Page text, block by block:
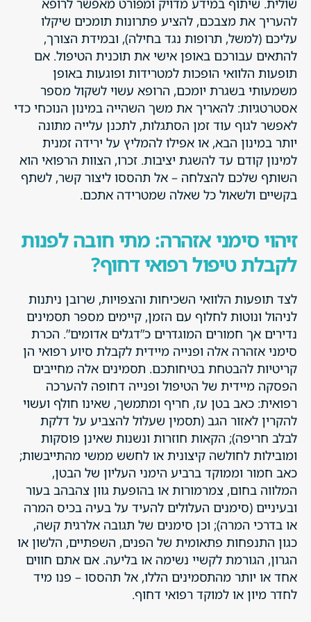
שולית. שיתוף במידע מדויק ומפורט מאפשר לרופא
להעריך את מצבכם, להציע פתרונות תומכים שיקלו
עליכם (למשל, תרופות נגד בחילה), ובמידת הצורך,
להתאים עבורכם באופן אישי את תוכנית הטיפול. אם
תופעות הלוואי הופכות למטרידות ופוגעות באופן
משמעותי בשגרת יומכם, הרופא עשוי לשקול מספר
אסטרטגיות: להאריך את משך השהייה במינון הנוכחי כדי
לאפשר לגוף עוד זמן הסתגלות, לתכנן עלייה מתונה
יותר במינון הבא, או אפילו להמליץ על ירידה זמנית
למינון קודם עד להשגת יציבות. זכרו, הצוות הרפואי הוא
השותף שלכם להצלחה – אל תהססו ליצור קשר, לשתף
בקשיים ולשאול כל שאלה שמטרידה אתכם.
זיהוי סימני אזהרה: מתי חובה לפנות
לקבלת טיפול רפואי דחוף?
לצד תופעות הלוואי השכיחות והצפויות, שרובן ניתנות
לניהול ונוטות לחלוף עם הזמן, קיימים מספר תסמינים
נדירים אך חמורים המוגדרים כ”דגלים אדומים”. הכרת
סימני אזהרה אלה ופנייה מיידית לקבלת סיוע רפואי הן
קריטיות להבטחת בטיחותכם. תסמינים אלה מחייבים
הפסקה מיידית של הטיפול ופנייה דחופה להערכה
רפואית: כאב בטן עז, חריף ומתמשך, שאינו חולף ועשוי
להקרין לאזור הגב (תסמין שעלול להצביע על דלקת
לבלב חריפה); הקאות חוזרות ונשנות שאינן פוסקות
ומובילות לחולשה קיצונית או לחשש ממשי מהתייבשות;
כאב חמור וממוקד ברביע הימני העליון של הבטן,
המלווה בחום, צמרמורות או בהופעת גוון צהבהב בעור
ובעיניים (סימנים העלולים להעיד על בעיה בכיס המרה
או בדרכי המרה); וכן סימנים של תגובה אלרגית קשה,
כגון התנפחות פתאומית של הפנים, השפתיים, הלשון או
הגרון, הגורמת לקשיי נשימה או בליעה. אם אתם חווים
אחד או יותר מהתסמינים הללו, אל תהססו – פנו מיד
לחדר מיון או למוקד רפואי דחוף.